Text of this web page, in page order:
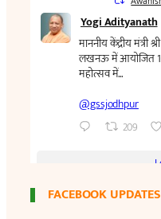
FACEBOOK UPDATES